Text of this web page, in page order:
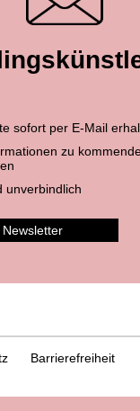
sofort per E-Mail
zu
unverbindlich
Barrierefreiheit